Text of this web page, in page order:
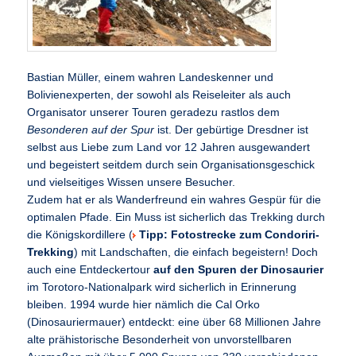
Bastian Müller, einem wahren Landeskenner und
Bolivienexperten, der sowohl als Reiseleiter als auch
Organisator unserer Touren geradezu rastlos dem
Besonderen auf der Spur ist. Der gebürtige Dresdner ist
selbst aus Liebe zum Land vor 12 Jahren ausgewandert
und begeistert seitdem durch sein Organisationsgeschick
und vielseitiges Wissen unsere Besucher.
Zudem hat er als Wanderfreund ein wahres Gespür für die
optimalen Pfade. Ein Muss ist sicherlich das Trekking durch
die Königskordillere ( Tipp: Fotostrecke zum Condoriri-
Trekking) mit Landschaften, die einfach begeistern! Doch
auch eine Entdeckertourauf den Spuren der Dinosaurier
im Torotoro-Nationalpark wird sicherlich in Erinnerung
bleiben. 1994 wurde hier nämlich die Cal Orko
(Dinosauriermauer) entdeckt: eine über 68 Millionen Jahre
alte prähistorische Besonderheit von unvorstellbaren